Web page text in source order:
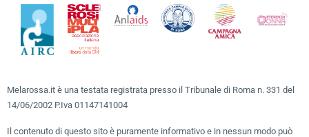
Melarossa.it è una testata registrata presso il Tribunale di Roma n. 331 del
14/06/2002 P.Iva 01147141004
Il contenuto di questo sito è puramente informativo e in nessun modo può